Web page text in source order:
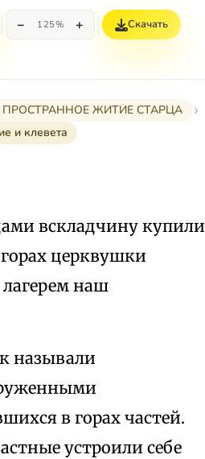
− 125% + Скачать
ПРОСТРАННОЕ ЖИТИЕ СТАРЦА
и клевета
вскладчину купили
церквушки
лагерем наш
называли
в горах частей.
устроили себе